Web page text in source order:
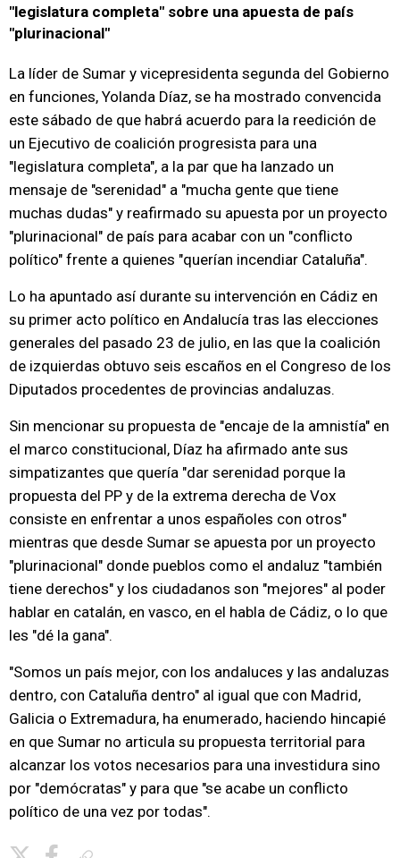
"legislatura completa" sobre una apuesta de país
"plurinacional"
La líder de Sumar y vicepresidenta segunda del Gobierno
en funciones, Yolanda Díaz, se ha mostrado convencida
este sábado de que habrá acuerdo para la reedición de
un Ejecutivo de coalición progresista para una
"legislatura completa", a la par que ha lanzado un
mensaje de "serenidad" a "mucha gente que tiene
muchas dudas" y reafirmado su apuesta por un proyecto
"plurinacional" de país para acabar con un "conflicto
político" frente a quienes "querían incendiar Cataluña".
Lo ha apuntado así durante su intervención en Cádiz en
su primer acto político en Andalucía tras las elecciones
generales del pasado 23 de julio, en las que la coalición
de izquierdas obtuvo seis escaños en el Congreso de los
Diputados procedentes de provincias andaluzas.
Sin mencionar su propuesta de "encaje de la amnistía" en
el marco constitucional, Díaz ha afirmado ante sus
simpatizantes que quería "dar serenidad porque la
propuesta del PP y de la extrema derecha de Vox
consiste en enfrentar a unos españoles con otros"
mientras que desde Sumar se apuesta por un proyecto
"plurinacional" donde pueblos como el andaluz "también
tiene derechos" y los ciudadanos son "mejores" al poder
hablar en catalán, en vasco, en el habla de Cádiz, o lo que
les "dé la gana".
"Somos un país mejor, con los andaluces y las andaluzas
dentro, con Cataluña dentro" al igual que con Madrid,
Galicia o Extremadura, ha enumerado, haciendo hincapié
en que Sumar no articula su propuesta territorial para
alcanzar los votos necesarios para una investidura sino
por "demócratas" y para que "se acabe un conflicto
político de una vez por todas".